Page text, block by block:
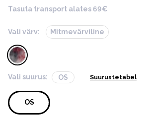
Tasuta transport alates 69€
Vali värv: Mitmevärviline
Vali suurus: OS Suurustetabel
OS